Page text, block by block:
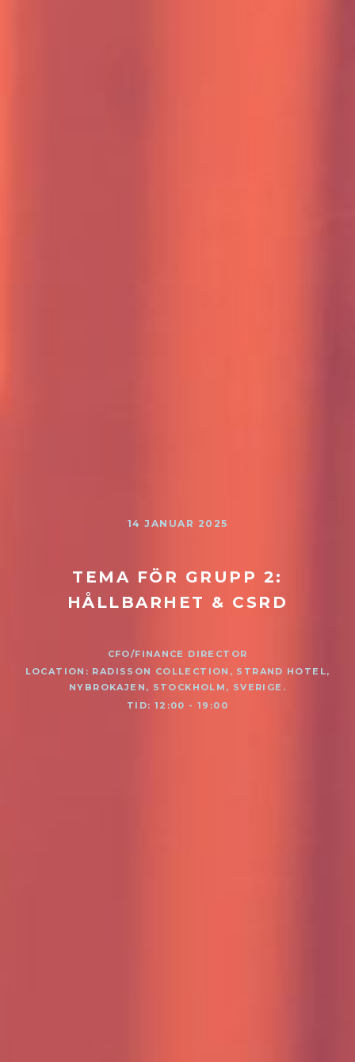
14 JANUAR 2025
TEMA FÖR GRUPP 2:
HÅLLBARHET & CSRD
CFO/FINANCE DIRECTOR
LOCATION: RADISSON COLLECTION, STRAND HOTEL,
NYBROKAJEN, STOCKHOLM, SVERIGE.
TID: 12:00 - 19:00